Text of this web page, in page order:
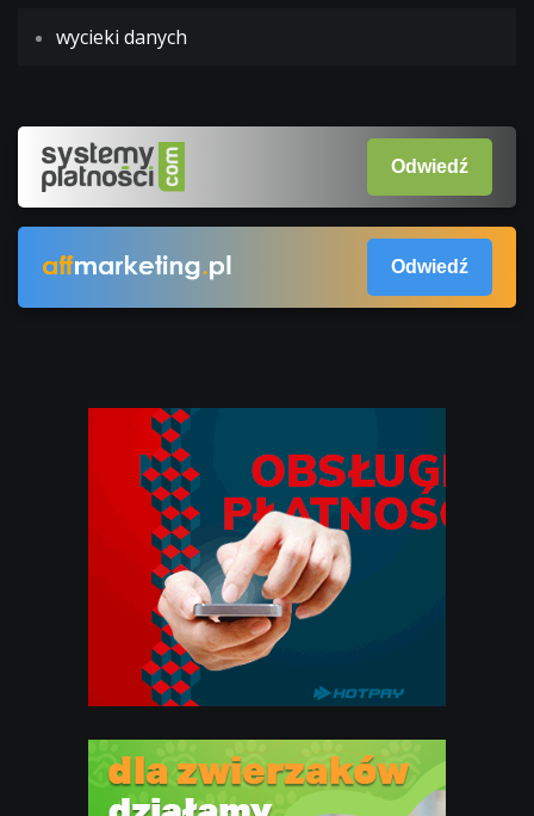
wycieki danych
Odwiedź
Odwiedź